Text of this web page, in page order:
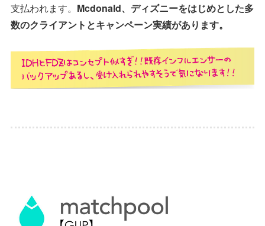
支払われます。 Mcdonald、ディズニーをはじめとした多
数のクライアントとキャンペーン実績があります。